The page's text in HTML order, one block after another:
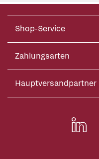
Shop-Service
Zahlungsarten
Hauptversandpartner